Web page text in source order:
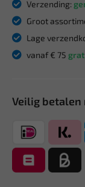
Verzending:
Groot
Lage
vanaf € 75
Veilig betalen